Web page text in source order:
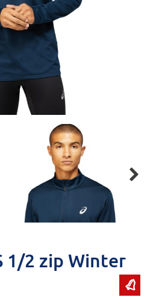

1/2 zip Winter
